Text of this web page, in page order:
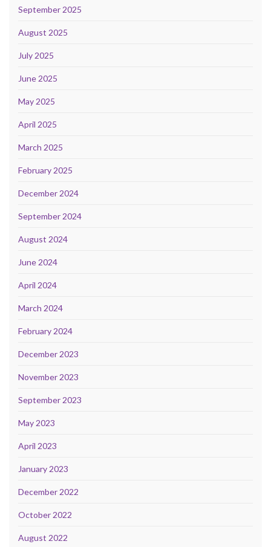
September 2025
August 2025
July 2025
June 2025
May 2025
April 2025
March 2025
February 2025
December 2024
September 2024
August 2024
June 2024
April 2024
March 2024
February 2024
December 2023
November 2023
September 2023
May 2023
April 2023
January 2023
December 2022
October 2022
August 2022